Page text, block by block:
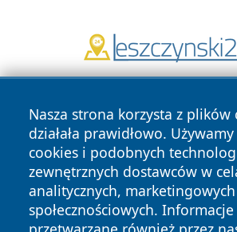
Nasza strona korzysta z plików
działała prawidłowo.
cookies i podobnych
zewnętrznych dostawców w
analitycznych,
społecznościowych.
Copyright © 2026 lubinski24.pl Wszystkie